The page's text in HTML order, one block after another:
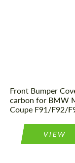
Front Bumper
carbon for BMW
Coupe F91/F92/
VIEW